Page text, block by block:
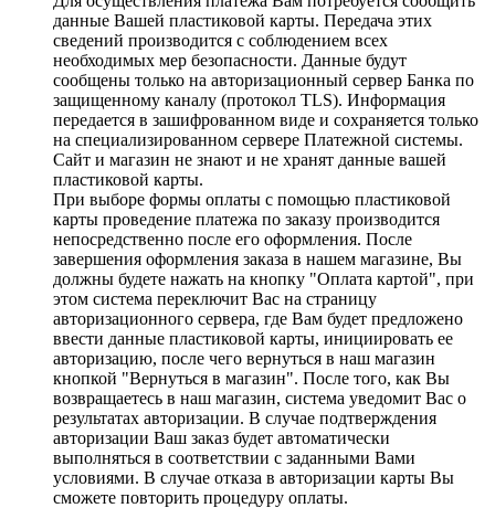
данные Вашей пластиковой карты. Передача этих
сведений производится с соблюдением всех
необходимых мер безопасности. Данные будут
сообщены только на авторизационный сервер Банка по
защищенному каналу (протокол TLS). Информация
передается в зашифрованном виде и сохраняется только
на специализированном сервере Платежной системы.
Сайт и магазин не знают и не хранят данные вашей
пластиковой карты.
При выборе формы оплаты с помощью пластиковой
карты проведение платежа по заказу производится
непосредственно после его оформления. После
завершения оформления заказа в нашем магазине, Вы
должны будете нажать на кнопку "Оплата картой", при
этом система переключит Вас на страницу
авторизационного сервера, где Вам будет предложено
ввести данные пластиковой карты, инициировать ее
авторизацию, после чего вернуться в наш магазин
кнопкой "Вернуться в магазин". После того, как Вы
возвращаетесь в наш магазин, система уведомит Вас о
результатах авторизации. В случае подтверждения
авторизации Ваш заказ будет автоматически
выполняться в соответствии с заданными Вами
условиями. В случае отказа в авторизации карты Вы
сможете повторить процедуру оплаты.